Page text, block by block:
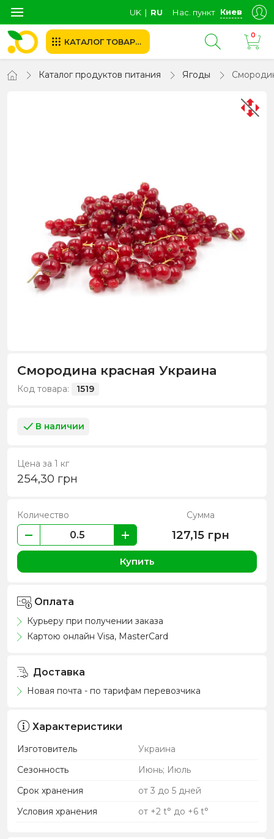
UK ∣ RU Нас. пункт Киев
КАТАЛОГ ТОВАРОВ
0
Каталог продуктов питания Ягоды
Смородина красная Украина
Код товара: 1519
В наличии
Цена за 1 кг
254,30 грн
Количество Сумма
127,15 грн
Купить
Оплата
Курьеру при получении заказа
Картою онлайн Visa, MasterCard
Доставка
Новая почта - по тарифам перевозчика
Характеристики
Изготовитель
Украина
Сезонность
Июнь; Июль
Срок хранения
от 3 до 5 дней
Условия хранения
от +2 t° до +6 t°